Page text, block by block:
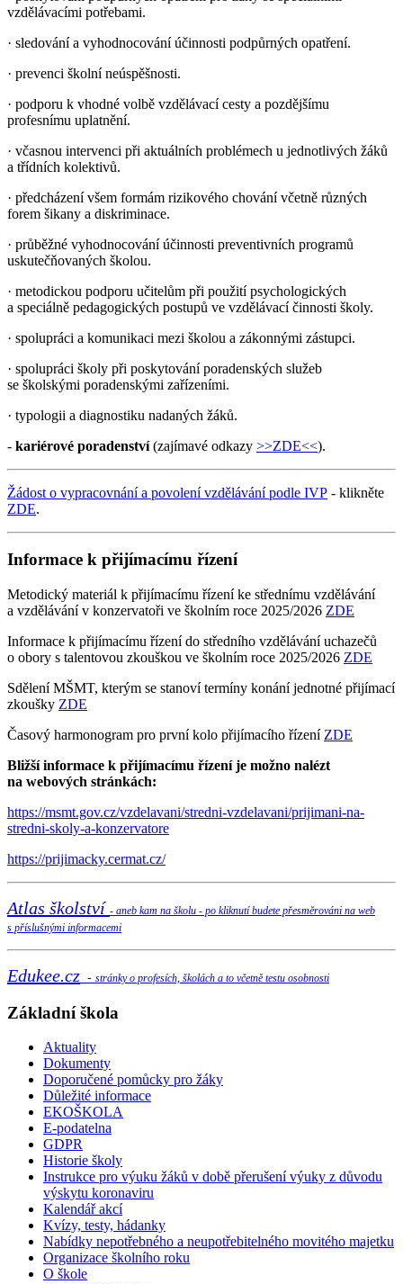
vzdělávacími potřebami.
· sledování a vyhodnocování účinnosti podpůrných opatření.
· prevenci školní neúspěšnosti.
· podporu k vhodné volbě vzdělávací cesty a pozdějšímu
profesnímu uplatnění.
· včasnou intervenci při aktuálních problémech u jednotlivých žáků
a třídních kolektivů.
· předcházení všem formám rizikového chování včetně různých
forem šikany a diskriminace.
· průběžné vyhodnocování účinnosti preventivních programů
uskutečňovaných školou.
· metodickou podporu učitelům při použití psychologických
a speciálně pedagogických postupů ve vzdělávací činnosti školy.
· spolupráci a komunikaci mezi školou a zákonnými zástupci.
· spolupráci školy při poskytování poradenských služeb
se školskými poradenskými zařízeními.
· typologii a diagnostiku nadaných žáků.
- kariérové poradenství(zajímavé odkazy >>ZDE<<).
Žádost o vypracovnání a povolení vzdělávání podle IVP - klikněte
ZDE.
Informace k přijímacímu řízení
Metodický materiál k přijímacímu řízení ke střednímu vzdělávání
a vzdělávání v konzervatoři ve školním roce 2025/2026 ZDE
Informace k přijímacímu řízení do středního vzdělávání uchazečů
o obory s talentovou zkouškou ve školním roce 2025/2026 ZDE
Sdělení MŠMT, kterým se stanoví termíny konání jednotné přijímací
zkoušky ZDE
Časový harmonogram pro první kolo přijímacího řízení ZDE
Bližší informace k přijímacímu řízení je možno nalézt
na webových stránkách:
https://msmt.gov.cz/vzdelavani/stredni-vzdelavani/prijimani-na-
stredni-skoly-a-konzervatore
https://prijimacky.cermat.cz/
Atlas školství - aneb kam na školu - po kliknutí budete přesměrováni na web
s příslušnými informacemi
Edukee.cz - stránky o profesích, školách a to včetně testu osobnosti
Základní škola
Aktuality
Dokumenty
Doporučené pomůcky pro žáky
Důležité informace
EKOŠKOLA
E-podatelna
GDPR
Historie školy
Instrukce pro výuku žáků v době přerušení výuky z důvodu
výskytu koronaviru
Kalendář akcí
Kvízy, testy, hádanky
Nabídky nepotřebného a neupotřebitelného movitého majetku
Organizace školního roku
O škole